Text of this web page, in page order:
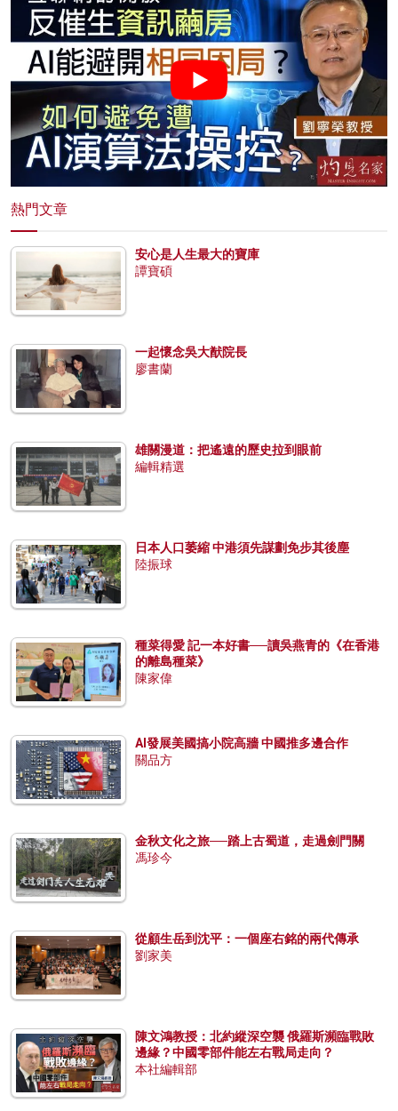
熱門文章
安心是人生最大的寶庫
譚寶碩
一起懷念吳大猷院長
廖書蘭
雄關漫道：把遙遠的歷史拉到眼前
編輯精選
日本人口萎縮 中港須先謀劃免步其後塵
陸振球
種菜得愛 記一本好書──讀吳燕青的《在香港
的離島種菜》
陳家偉
AI發展美國搞小院高牆 中國推多邊合作
關品方
金秋文化之旅──踏上古蜀道，走過劍門關
馮珍今
從顧生岳到沈平：一個座右銘的兩代傳承
劉家美
陳文鴻教授：北約縱深空襲 俄羅斯瀕臨戰敗
邊緣？中國零部件能左右戰局走向？
本社編輯部